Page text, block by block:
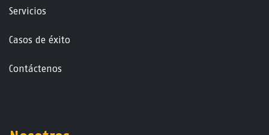
Servicios
Casos de éxito
Contáctenos